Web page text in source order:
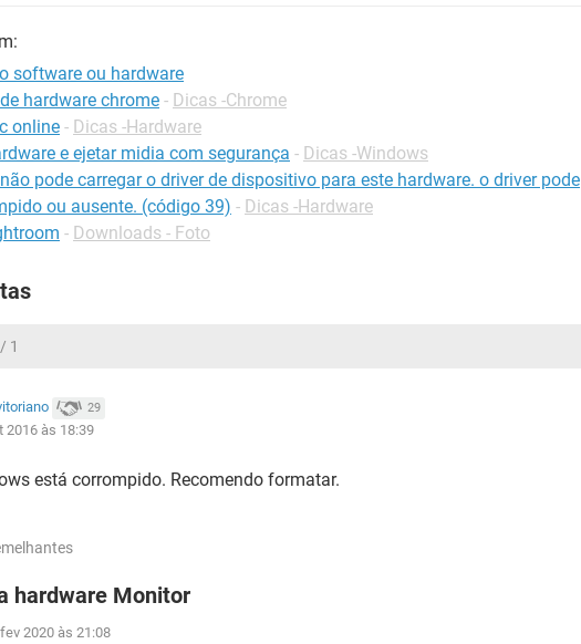
software ou hardware
hardware chrome - Dicas -Chrome
online - Dicas -Hardware
e ejetar midia com segurança - Dicas -Windows
pode carregar o driver de dispositivo para este hardware. o driver pode
ou ausente. (código 39) - Dicas -Hardware
- Downloads - Foto
1
29
2016 às 18:39
está corrompido. Recomendo formatar.
hardware Monitor
2020 às 21:08